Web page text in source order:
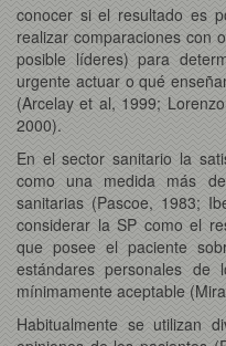
conocer si el resultado es
realizar comparaciones con
posible líderes) para
urgente actuar o qué
(Arcelay et al, 1999;
2000).
En el sector sanitario la
como una medida más
sanitarias (Pascoe, 1983;
considerar la SP como el
que posee el paciente
estándares personales
mínimamente aceptable
Habitualmente se utilizan